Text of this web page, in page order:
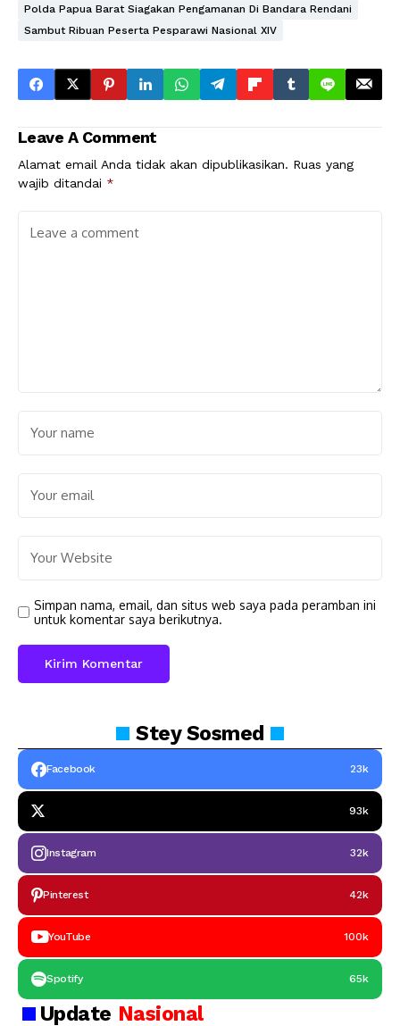
Polda Papua Barat Siagakan Pengamanan Di Bandara Rendani
Sambut Ribuan Peserta Pesparawi Nasional XIV
Leave A Comment
Alamat email Anda tidak akan dipublikasikan. Ruas yang
wajib ditandai *
Simpan nama, email, dan situs web saya pada peramban ini
untuk komentar saya berikutnya.
SteySosmed
Facebook 23k
93k
Instagram 32k
Pinterest 42k
YouTube 100k
Spotify 65k
Update Nasional